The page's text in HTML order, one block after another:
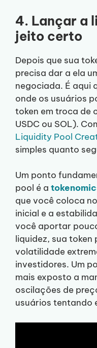
4. Lançar a
jeito certo
Depois que sua
precisa dar a ela
negociada. É aqui
onde os usuários
token em troca de
USDC ou SOL).
Liquidity Pool
simples quanto
Um ponto
pool é a
que você coloca
inicial e a
você aportar
liquidez, sua token
volatilidade
investidores. Um
mais exposto a
oscilações de
usuários tentando